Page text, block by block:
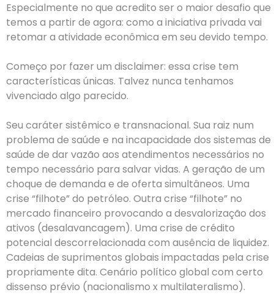
Especialmente no que acredito ser o maior desafio que
temos a partir de agora: como a iniciativa privada vai
retomar a atividade econômica em seu devido tempo.
Começo por fazer um disclaimer: essa crise tem
características únicas. Talvez nunca tenhamos
vivenciado algo parecido.
Seu caráter sistêmico e transnacional. Sua raiz num
problema de saúde e na incapacidade dos sistemas de
saúde de dar vazão aos atendimentos necessários no
tempo necessário para salvar vidas. A geração de um
choque de demanda e de oferta simultâneos. Uma
crise “filhote” do petróleo. Outra crise “filhote” no
mercado financeiro provocando a desvalorização dos
ativos (desalavancagem). Uma crise de crédito
potencial descorrelacionada com ausência de liquidez.
Cadeias de suprimentos globais impactadas pela crise
propriamente dita. Cenário político global com certo
dissenso prévio (nacionalismo x multilateralismo).